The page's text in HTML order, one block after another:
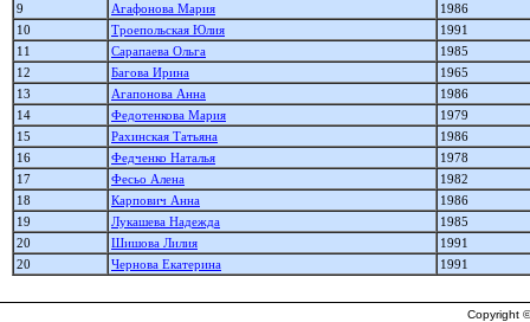
9
Агафонова Мария
1986
10
Троепольская Юлия
1991
11
Сарапаева Ольга
1985
12
Багова Ирина
1965
13
Агапонова Анна
1986
14
Федотенкова Мария
1979
15
Рахинская Татьяна
1986
16
Федченко Наталья
1978
17
Фесьо Алена
1982
18
Карпович Анна
1986
19
Лукашева Надежда
1985
20
Шишова Лилия
1991
20
Чернова Екатерина 1991
Copyright